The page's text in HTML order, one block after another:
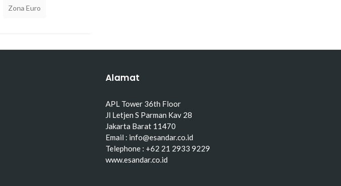
Zona Euro
Alamat
APL Tower 36th Floor
Jl Letjen S Parman Kav 28
Jakarta Barat 11470
Email : info@esandar.co.id
Telephone : +62 21 2933 9229
www.esandar.co.id